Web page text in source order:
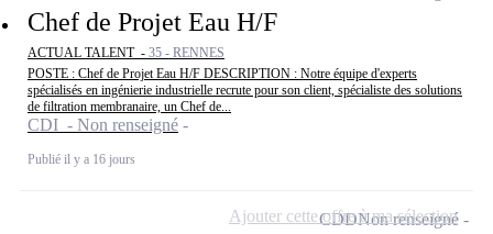
Chef de Projet Eau H/F
ACTUAL TALENT - 35 - RENNES
POSTE : Chef de Projet Eau H/F DESCRIPTION : Notre équipe d'experts
spécialisés en ingénierie industrielle recrute pour son client, spécialiste des solutions
de filtration membranaire, un Chef de...
CDI - Non renseigné
Publié il y a 16 jours
CDDNon renseigné
Ajouter cette offre à ma sélection